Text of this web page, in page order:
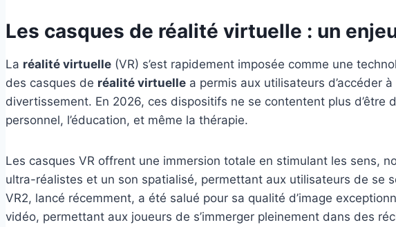
Les casques de réalité virtuelle : un
La réalité virtuelle (VR) s’est rapidement imposée comme une
des casques de réalité virtuelle a permis aux utilisateurs d’accéder
divertissement. En 2026, ces dispositifs ne se contentent plus
personnel, l’éducation, et même la thérapie.
Les casques VR offrent une immersion totale en stimulant les sens,
ultra-réalistes et un son spatialisé, permettant aux utilisateurs de se
VR2, lancé récemment, a été salué pour sa qualité d’image
vidéo, permettant aux joueurs de s’immerger pleinement dans des